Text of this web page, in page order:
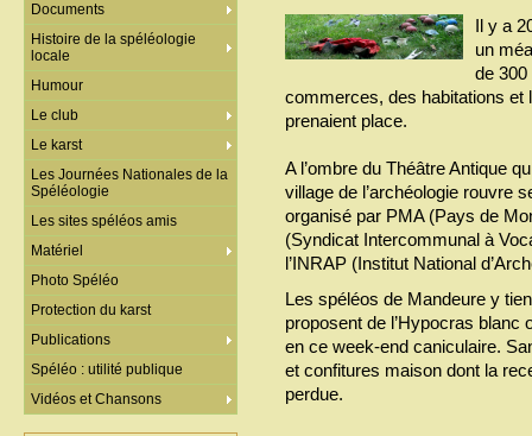
Il y a
un
de
commerces, des habitations et
prenaient place.
A l’ombre du Théâtre Antique
village de l’archéologie rouvre
organisé par PMA (Pays de
(Syndicat Intercommunal à
l’INRAP (Institut National
Les spéléos de Mandeure y
proposent de l’Hypocras blanc
en ce week-end caniculaire.
et confitures maison dont la
perdue.
Documents
Histoire de la spéléologie
locale
Humour
Le club
Le karst
Les Journées Nationales de la
Spéléologie
Les sites spéléos amis
Matériel
Photo Spéléo
Protection du karst
Publications
Spéléo : utilité publique
Vidéos et Chansons